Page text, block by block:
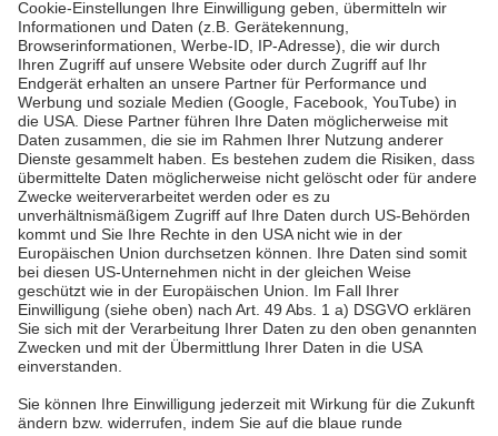
Pfalzwerke
Über uns & Autoren
Datenschutz
Impressum
Barrierefreiheit
Wir sind die Pfalzwerke: